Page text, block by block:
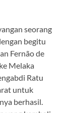
seorang
begitu
Fernão de
Melaka
Ratu
untuk
berhasil.